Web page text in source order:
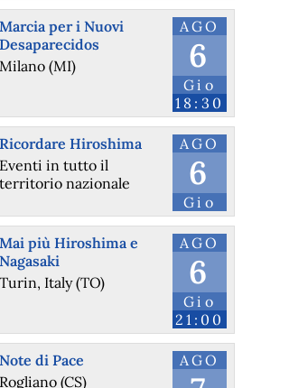
AGO
6
Gio
18:30
Marcia per i Nuovi
Desaparecidos
Milano (MI)
AGO
6
Gio
Ricordare Hiroshima
Eventi in tutto il
territorio nazionale
AGO
6
Gio
21:00
Mai più Hiroshima e
Nagasaki
Turin, Italy (TO)
AGO
Note di Pace
Rogliano (CS)